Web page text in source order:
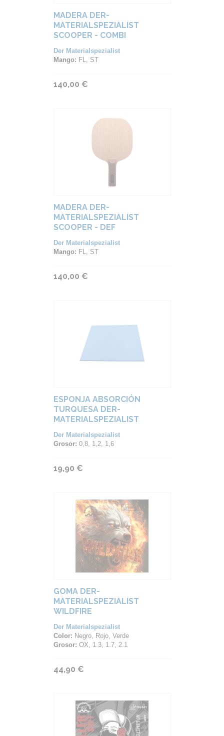
MADERA DER-
MATERIALSPEZIALIST
SCOOPER - COMBI
Der Materialspezialist
Mango: FL, ST
140,00 €
MADERA DER-
MATERIALSPEZIALIST
SCOOPER - DEF
Der Materialspezialist
Mango: FL, ST
140,00 €
ESPONJA ABSORCIÓN
TURQUESA DER-
MATERIALSPEZIALIST
Der Materialspezialist
Grosor: 0,8, 1,2, 1,6
19,90 €
GOMA DER-
MATERIALSPEZIALIST
WILDFIRE
Der Materialspezialist
Color: Negro, Rojo, Verde
Grosor: OX, 1.3, 1.7, 2.1
44,90 €